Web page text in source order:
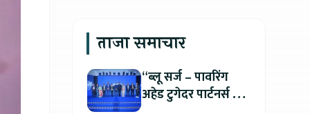
ताजा समाचार
“ब्लू सर्ज – पावरिंग
अहेड टुगेदर पार्टनर्स मीट